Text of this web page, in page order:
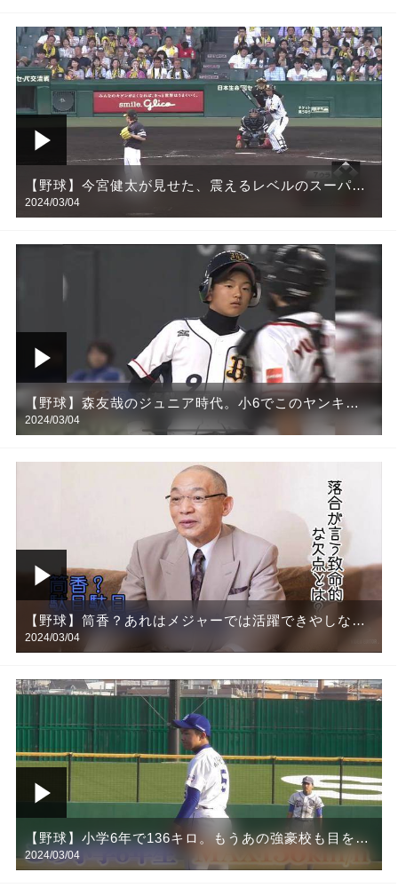
【野球】今宮健太が見せた、震えるレベルのスーパー
プレー！！！びびるわｗｗｗ
2024/03/04
【野球】森友哉のジュニア時代。小6でこのヤンキー
感はやばいだろ！！
2024/03/04
【野球】筒香？あれはメジャーでは活躍できやしない
よ、落合の言う致命的な欠点とは？？
2024/03/04
【野球】小学6年で136キロ。もうあの強豪校も目を付
けている！！
2024/03/04